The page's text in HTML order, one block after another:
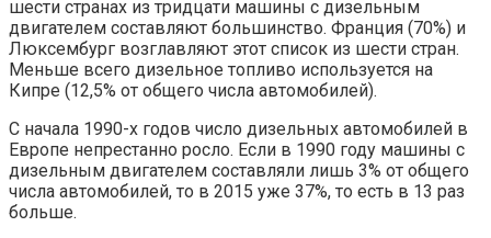
шести странах из тридцати машины с дизельным
двигателем составляют большинство. Франция (70%) и
Люксембург возглавляют этот список из шести стран.
Меньше всего дизельное топливо используется на
Кипре (12,5% от общего числа автомобилей).
С начала 1990-х годов число дизельных автомобилей в
Европе непрестанно росло. Если в 1990 году машины с
дизельным двигателем составляли лишь 3% от общего
числа автомобилей, то в 2015 уже 37%, то есть в 13 раз
больше.